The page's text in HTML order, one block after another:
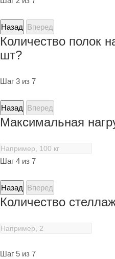
Назад Вперед
Количество полок
шт?
Шаг 3 из 7
Назад Вперед
Максимальная
Шаг 4 из 7
Назад Вперед
Количество
Шаг 5 из 7